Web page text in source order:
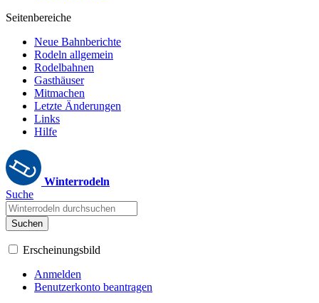
Seitenbereiche
Neue Bahnberichte
Rodeln allgemein
Rodelbahnen
Gasthäuser
Mitmachen
Letzte Änderungen
Links
Hilfe
Winterrodeln
Suche
Suchen
Erscheinungsbild
Anmelden
Benutzerkonto beantragen